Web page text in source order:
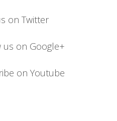
on Twitter
us on Google+
on Youtube